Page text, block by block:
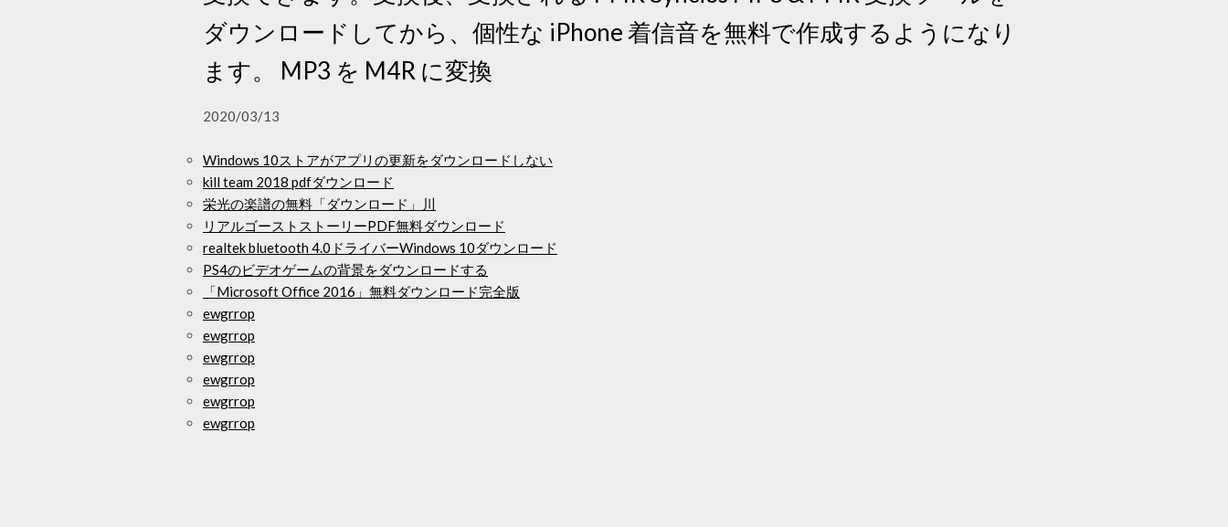
ダウンロードしてから、個性な iPhone 着信音を無料で作成するようになり
ます。 MP3 を M4R に変換
2020/03/13
Windows 10ストアがアプリの更新をダウンロードしない
kill team 2018 pdfダウンロード
栄光の楽譜の無料「ダウンロード」川
リアルゴーストストーリーPDF無料ダウンロード
realtek bluetooth 4.0ドライバーWindows 10ダウンロード
PS4のビデオゲームの背景をダウンロードする
「Microsoft Office 2016」無料ダウンロード完全版
ewgrrop
ewgrrop
ewgrrop
ewgrrop
ewgrrop
ewgrrop